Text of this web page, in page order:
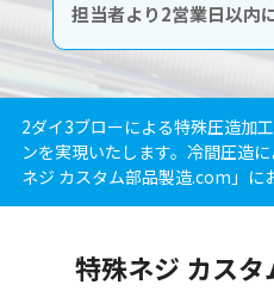
担当者より2営業日以内
2ダイ3ブローによる特殊圧造加
ンを実現いたします。冷間圧造
ネジ カスタム部品製造.com」に
特殊ネジ カス